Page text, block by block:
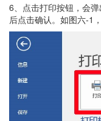
6、点击打印按钮，会
后点击确认。如图六-1